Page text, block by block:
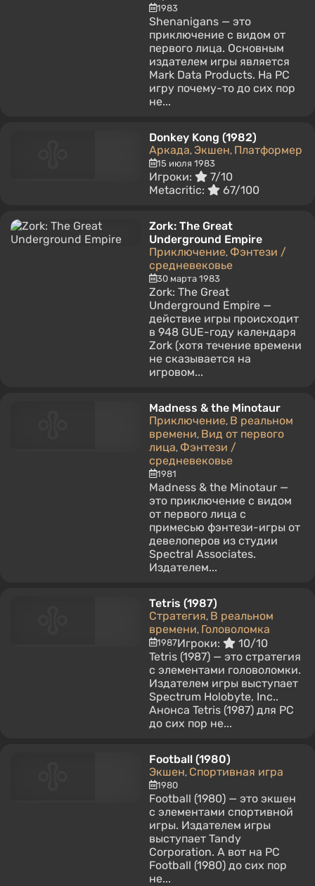
1983
Shenanigans — это
приключение с видом от
первого лица. Основным
издателем игры является
Mark Data Products. На PC
игру почему-то до сих пор
не...
Donkey Kong (1982)
Аркада, Экшен, Платформер
15 июля 1983
Игроки:
7/10
Metacritic:
67/100
Zork: The Great
Underground Empire
Приключение, Фэнтези /
средневековье
30 марта 1983
Zork: The Great
Underground Empire —
действие игры происходит
в 948 GUE-году календаря
Zork (хотя течение времени
не сказывается на
игровом...
Madness & the Minotaur
Приключение, В реальном
времени, Вид от первого
лица, Фэнтези /
средневековье
1981
Madness & the Minotaur —
это приключение с видом
от первого лица с
примесью фэнтези-игры от
девелоперов из студии
Spectral Associates.
Издателем...
Tetris (1987)
Стратегия, В реальном
времени, Головоломка
1987Игроки:
10/10
Tetris (1987) — это стратегия
с элементами головоломки.
Издателем игры выступает
Spectrum Holobyte, Inc..
Анонса Tetris (1987) для PC
до сих пор не...
Football (1980)
Экшен, Спортивная игра
1980
Football (1980) — это экшен
с элементами спортивной
игры. Издателем игры
выступает Tandy
Corporation. А вот на PC
Football (1980) до сих пор
не...